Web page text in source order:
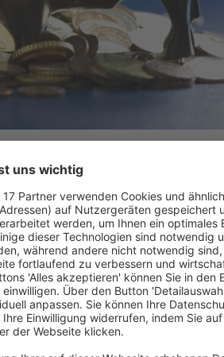
als
fingiert eine Schenkung. Die
eines Bewusstseins der